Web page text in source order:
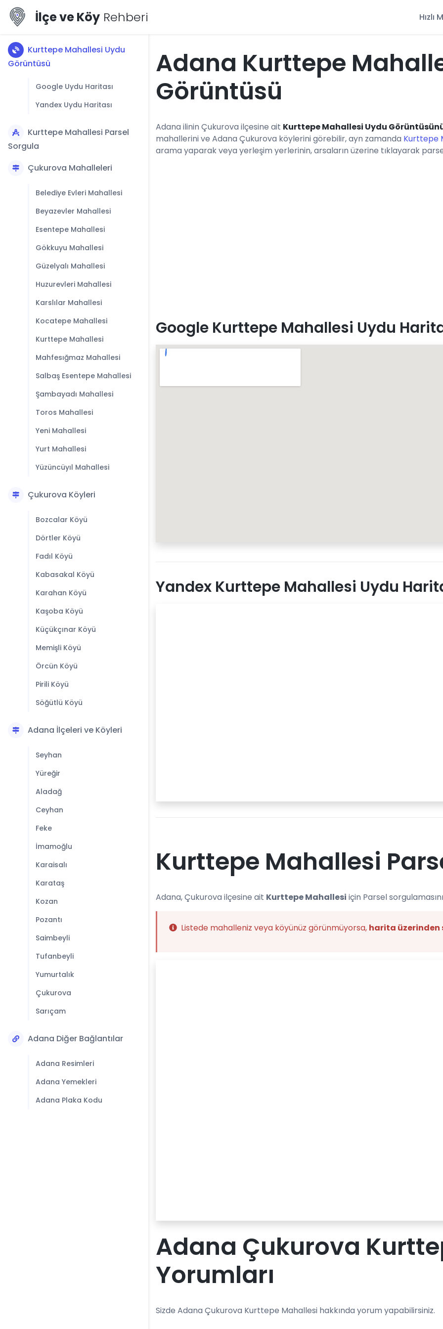
İlçe ve Köy Rehberi Hızlı
Kurttepe Mahallesi Uydu
Görüntüsü
Google Uydu Haritası
Yandex Uydu Haritası
Kurttepe Mahallesi Parsel
Sorgula
Çukurova Mahalleleri
Belediye Evleri Mahallesi
Beyazevler Mahallesi
Esentepe Mahallesi
Gökkuyu Mahallesi
Güzelyalı Mahallesi
Huzurevleri Mahallesi
Karslılar Mahallesi
Kocatepe Mahallesi
Kurttepe Mahallesi
Mahfesığmaz Mahallesi
Salbaş Esentepe Mahallesi
Şambayadı Mahallesi
Toros Mahallesi
Yeni Mahallesi
Yurt Mahallesi
Yüzüncüyıl Mahallesi
Çukurova Köyleri
Bozcalar Köyü
Dörtler Köyü
Fadıl Köyü
Kabasakal Köyü
Karahan Köyü
Kaşoba Köyü
Küçükçınar Köyü
Memişli Köyü
Örcün Köyü
Pirili Köyü
Söğütlü Köyü
Adana İlçeleri ve Köyleri
Seyhan
Yüreğir
Aladağ
Ceyhan
Feke
İmamoğlu
Karaisalı
Karataş
Kozan
Pozantı
Saimbeyli
Tufanbeyli
Yumurtalık
Çukurova
Sarıçam
Adana Diğer Bağlantılar
Adana Resimleri
Adana Yemekleri
Adana Plaka Kodu
Adana Kurttepe
Görüntüsü
Adana ilinin Çukurova ilçesine ait Kurttepe Mahallesi Uydu
mahallerini ve Adana Çukurova köylerini görebilir, ayn zamanda Kurttepe
arama yaparak veya yerleşim yerlerinin, arsaların üzerine tıklayarak
Google Kurttepe Mahallesi Uydu
Yandex Kurttepe Mahallesi Uydu
Kurttepe Mahallesi
Adana, Çukurova ilçesine ait Kurttepe Mahallesi için Parsel
Listede mahalleniz veya köyünüz görünmüyorsa, harita üzerinden
Adana Çukurova
Yorumları
Sizde Adana Çukurova Kurttepe Mahallesi hakkında yorum yapabilirsiniz.